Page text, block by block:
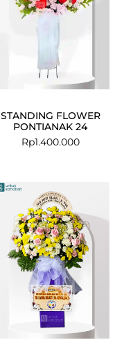
STANDING FLOWER
PONTIANAK 24
Rp1.400.000